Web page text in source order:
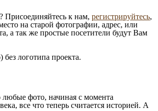
? Присоединяйтесь к нам, регистрируйтесь,
на старой фотографии, адрес, или
а так же простые посетители будут Вам
логотипа проекта.
фото, начиная c момента
все что теперь считается историей. А